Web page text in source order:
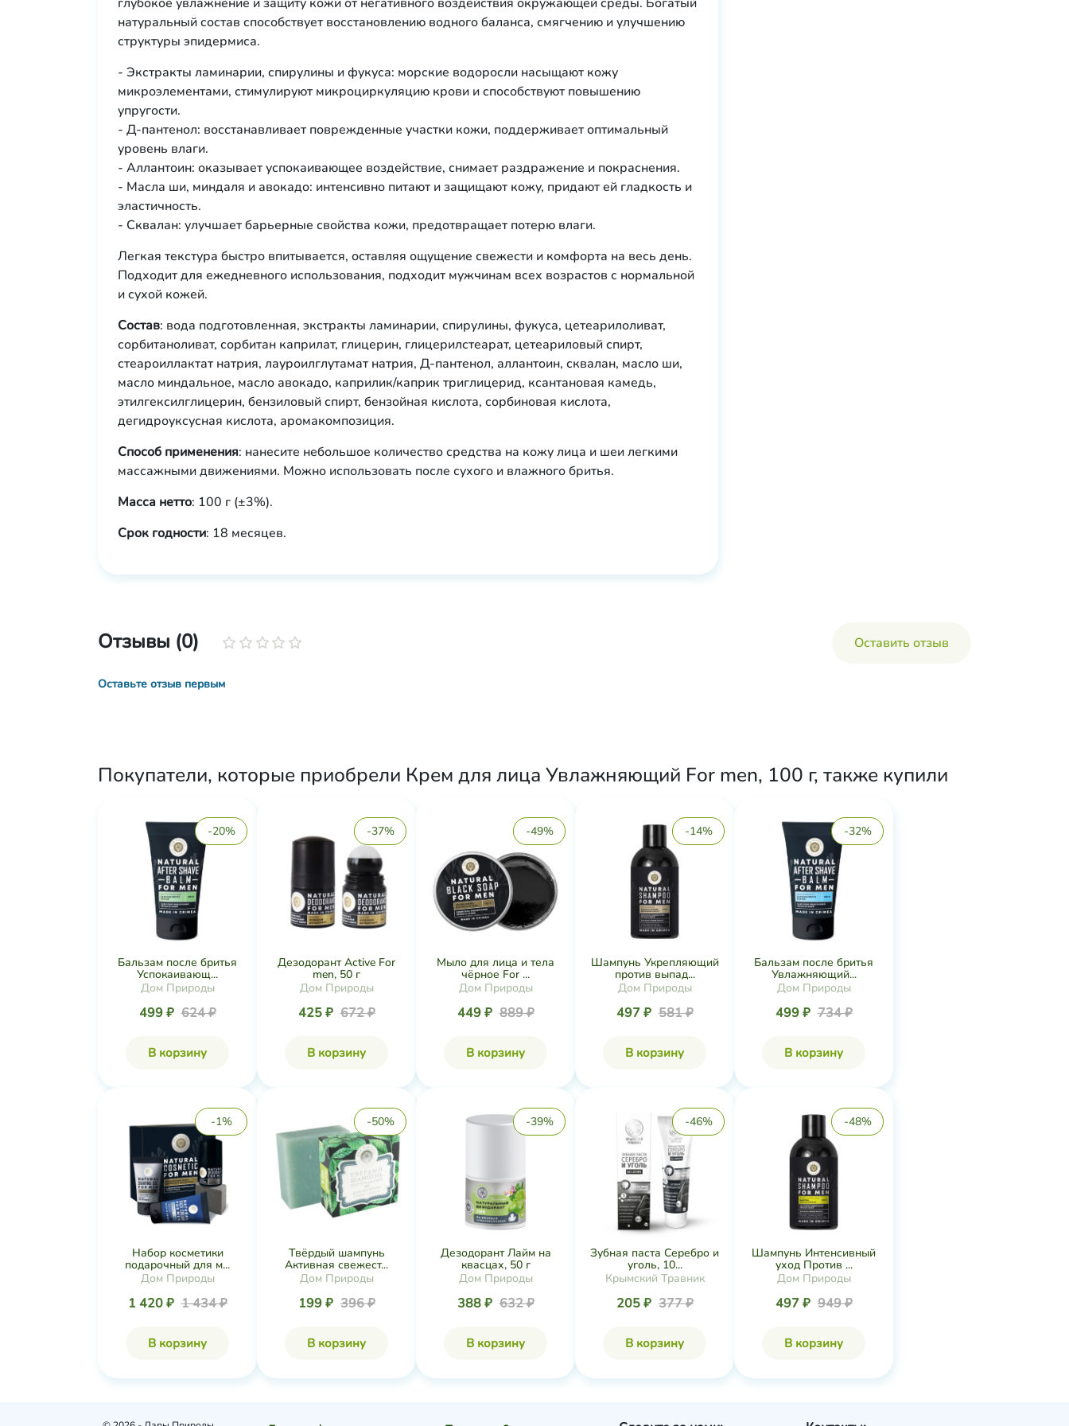
натуральный состав способствует восстановлению водного баланса, смягчению и улучшению
структуры эпидермиса.
- Экстракты ламинарии, спирулины и фукуса: морские водоросли насыщают кожу
микроэлементами, стимулируют микроциркуляцию крови и способствуют повышению
упругости.
- Д-пантенол: восстанавливает поврежденные участки кожи, поддерживает оптимальный
уровень влаги.
- Аллантоин: оказывает успокаивающее воздействие, снимает раздражение и покраснения.
- Масла ши, миндаля и авокадо: интенсивно питают и защищают кожу, придают ей гладкость и
эластичность.
- Сквалан: улучшает барьерные свойства кожи, предотвращает потерю влаги.
Легкая текстура быстро впитывается, оставляя ощущение свежести и комфорта на весь день.
Подходит для ежедневного использования, подходит мужчинам всех возрастов с нормальной
и сухой кожей.
Состав: вода подготовленная, экстракты ламинарии, спирулины, фукуса, цетеарилоливат,
сорбитаноливат, сорбитан каприлат, глицерин, глицерилстеарат, цетеариловый спирт,
стеароиллактат натрия, лауроилглутамат натрия, Д-пантенол, аллантоин, сквалан, масло ши,
масло миндальное, масло авокадо, каприлик/каприк триглицерид, ксантановая камедь,
этилгексилглицерин, бензиловый спирт, бензойная кислота, сорбиновая кислота,
дегидроуксусная кислота, аромакомпозиция.
Способ применения: нанесите небольшое количество средства на кожу лица и шеи легкими
массажными движениями. Можно использовать после сухого и влажного бритья.
Масса нетто: 100 г (±3%).
Срок годности: 18 месяцев.
Отзывы (0) Оставить отзыв
Оставьте отзыв первым
Покупатели, которые приобрели Крем для лица Увлажняющий For men, 100 г, также купили
-20%
Бальзам после бритья
Успокаивающ...
Дом Природы
499 ₽ 624 ₽
В корзину
-37%
Дезодорант Active For
men, 50 г
Дом Природы
425 ₽ 672 ₽
В корзину
-49%
Мыло для лица и тела
чёрное For ...
Дом Природы
449 ₽ 889 ₽
В корзину
-14%
Шампунь Укрепляющий
против выпад...
Дом Природы
497 ₽ 581 ₽
В корзину
-32%
Бальзам после бритья
Увлажняющий...
Дом Природы
499 ₽ 734 ₽
В корзину
-1%
Набор косметики
подарочный для м...
Дом Природы
1 420 ₽ 1 434 ₽
В корзину
-50%
Твёрдый шампунь
Активная свежест...
Дом Природы
199 ₽ 396 ₽
В корзину
-39%
Дезодорант Лайм на
квасцах, 50 г
Дом Природы
388 ₽ 632 ₽
В корзину
-46%
Зубная паста Серебро и
уголь, 10...
Крымский Травник
205 ₽ 377 ₽
В корзину
-48%
Шампунь Интенсивный
уход Против ...
Дом Природы
497 ₽ 949 ₽
В корзину